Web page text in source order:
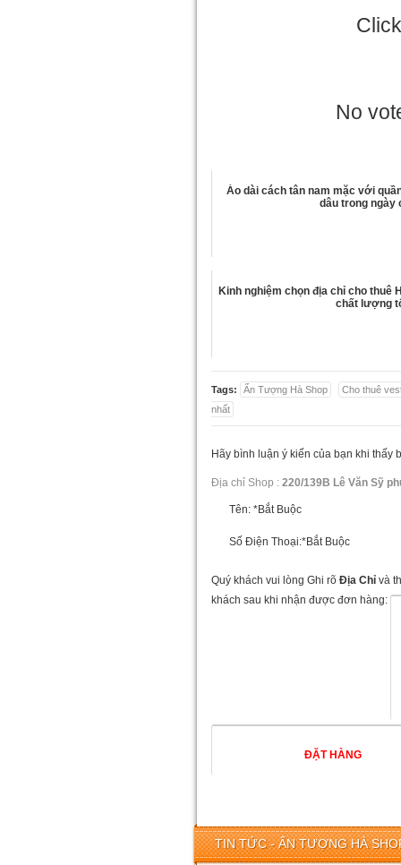
No
Áo dài cách tân nam mặc với
dâu trong ngày
Kinh nghiệm chọn địa chỉ cho thuê
chất lượng
Tags: Ấn Tượng Hà Shop
Cho thuê
nhất
Hãy bình luận ý kiến của bạn khi thấy
Địa chỉ Shop : 220/139B Lê Văn Sỹ
Tên: *Bắt Buộc
Số Điện Thoại:*Bắt Buộc
Quý khách vui lòng Ghi rõ Địa Chỉ và
khách sau khi nhận được đơn hàng:
TIN TỨC - ẤN TƯỢNG HÀ